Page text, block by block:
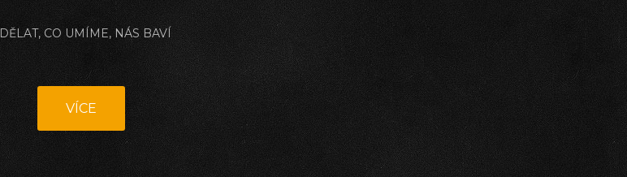
DĚLAT, CO UMÍME, NÁS BAVÍ
VÍCE